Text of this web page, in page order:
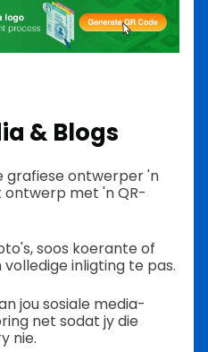
& Blogs
grafiese ontwerper 'n
met 'n QR-
soos koerante of
inligting te pas.
jou sosiale media-
net sodat jy die
nie.